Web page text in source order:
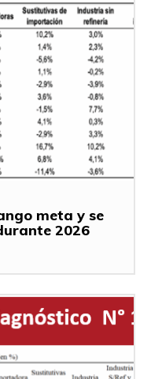
meta y se
2026